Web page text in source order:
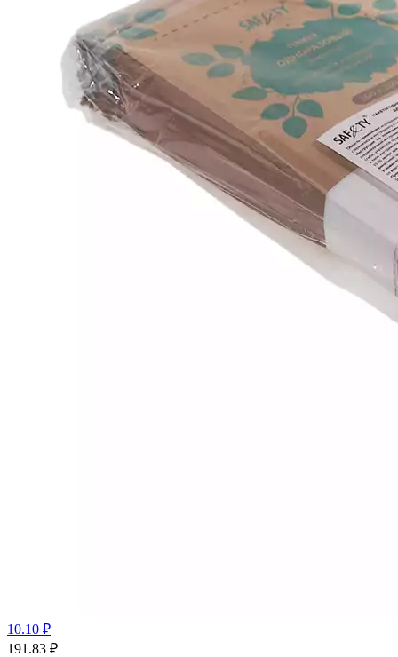
10.10 ₽
191.83 ₽